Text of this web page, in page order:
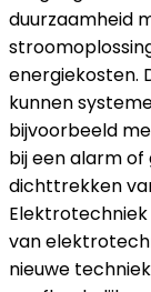
duurzaamheid
energiekosten.
kunnen
bijvoorbeeld
bij een alarm of
dichttrekken
van
nieuwe